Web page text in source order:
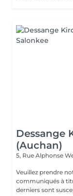
Dessange
(Auchan)
5, Rue Alphonse
Veuillez prendre
communiqués à
derniers sont